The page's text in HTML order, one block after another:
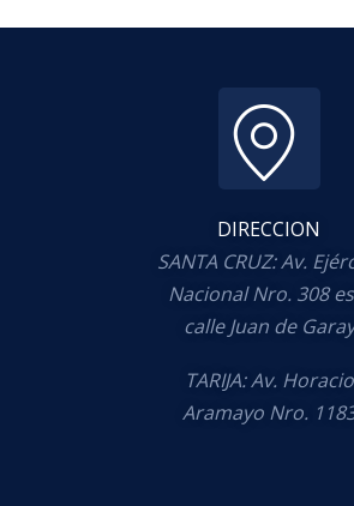
DIRECCION
SANTA CRUZ: Av.
Nacional Nro. 308
calle Juan de Garay
TARIJA: Av. Horacio
Aramayo Nro.